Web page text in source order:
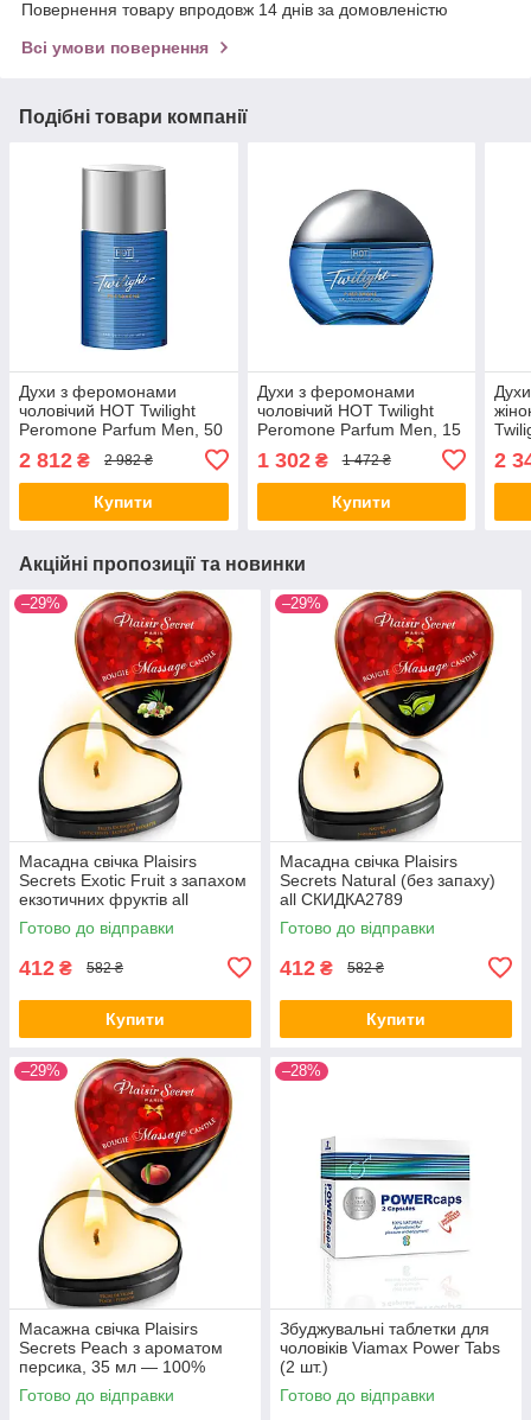
Повернення товару впродовж 14 днів за домовленістю
Всі умови повернення
Подібні товари компанії
Духи з феромонами
чоловічий HOT Twilight
Peromone Parfum Men, 50
2 812 ₴ 2 982 ₴
Купити
Духи з феромонами
чоловічий HOT Twilight
Peromone Parfum Men, 15
1 302₴ 1 472 ₴
Купити
2
Акційні пропозиції та новинки
–29%
Масадна свічка Plaisirs
Secrets Exotic Fruit з запахом
екзотичних фруктів all
СКИДКА2786
Готово до відправки
412 ₴ 582 ₴
Купити
–29%
Масадна свічка Plaisirs
Secrets Natural (без запаху)
all СКИДКА2789
Готово до відправки
412 ₴ 582 ₴
Купити
–29%
Масажна свічка Plaisirs
Secrets Peach з ароматом
персика, 35 мл — 100%
натуральний рослинний віск,
термо-масло, безпечна
Готово до відправки
–28%
Збуджувальні таблетки для
чоловіків Viamax Power Tabs
(2 шт.)
Готово до відправки